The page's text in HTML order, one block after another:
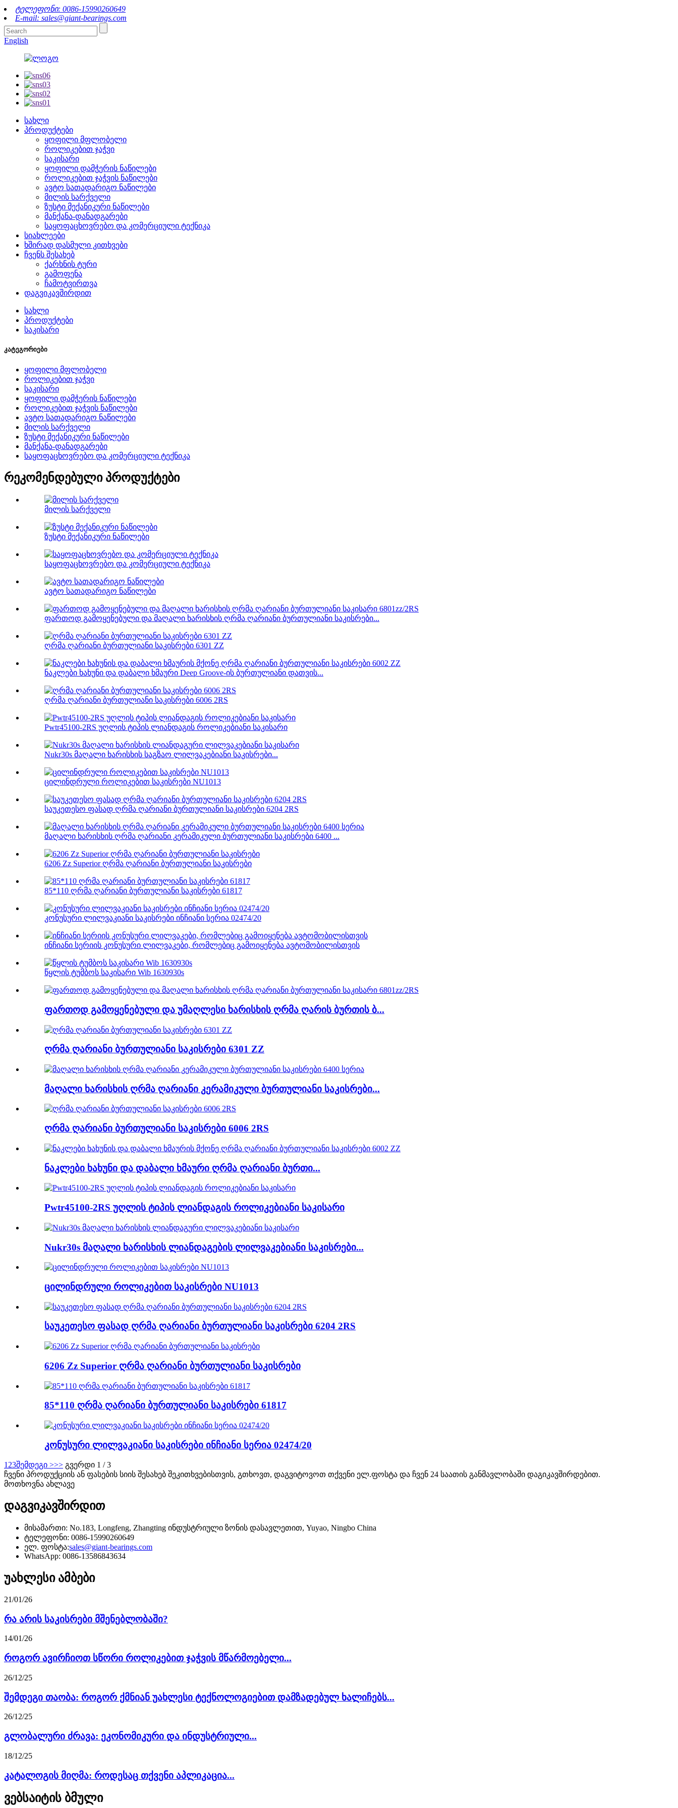
ტელეფონი: 0086-15990260649
E-mail: sales@giant-bearings.com
English
სახლი
პროდუქტები
ყოფილი მფლობელი
როლიკებით ჯაჭვი
საკისარი
ყოფილი დამჭერის ნაწილები
როლიკებით ჯაჭვის ნაწილები
ავტო სათადარიგო ნაწილები
მილის სარქველი
ზუსტი მექანიკური ნაწილები
მანქანა-დანადგარები
საყოფაცხოვრებო და კომერციული ტექნიკა
სიახლეები
ხშირად დასმული კითხვები
ჩვენს შესახებ
ქარხნის ტური
გამოფენა
ჩამოტვირთვა
დაგვიკავშირდით
სახლი
პროდუქტები
საკისარი
კატეგორიები
ყოფილი მფლობელი
როლიკებით ჯაჭვი
საკისარი
ყოფილი დამჭერის ნაწილები
როლიკებით ჯაჭვის ნაწილები
ავტო სათადარიგო ნაწილები
მილის სარქველი
ზუსტი მექანიკური ნაწილები
მანქანა-დანადგარები
საყოფაცხოვრებო და კომერციული ტექნიკა
რეკომენდებული პროდუქტები
მილის სარქველი
ზუსტი მექანიკური ნაწილები
საყოფაცხოვრებო და კომერციული ტექნიკა
ავტო სათადარიგო ნაწილები
ფართოდ გამოყენებული და მაღალი ხარისხის ღრმა ღარიანი ბურთულიანი საკისრები...
ღრმა ღარიანი ბურთულიანი საკისრები 6301 ZZ
ნაკლები ხახუნი და დაბალი ხმაური Deep Groove-ის ბურთულიანი დათვის...
ღრმა ღარიანი ბურთულიანი საკისრები 6006 2RS
Pwtr45100-2RS უღლის ტიპის ლიანდაგის როლიკებიანი საკისარი
Nukr30s მაღალი ხარისხის საგზაო ლილვაკებიანი საკისრები...
ცილინდრული როლიკებით საკისრები NU1013
საუკეთესო ფასად ღრმა ღარიანი ბურთულიანი საკისრები 6204 2RS
მაღალი ხარისხის ღრმა ღარიანი კერამიკული ბურთულიანი საკისრები 6400 ...
6206 Zz Superior ღრმა ღარიანი ბურთულიანი საკისრები
85*110 ღრმა ღარიანი ბურთულიანი საკისრები 61817
კონუსური ლილვაკიანი საკისრები ინჩიანი სერია 02474/20
ინჩიანი სერიის კონუსური ლილვაკები, რომლებიც გამოიყენება ავტომობილისთვის
წყლის ტუმბოს საკისარი Wib 1630930s
ფართოდ გამოყენებული და უმაღლესი ხარისხის ღრმა ღარის ბურთის ბ...
ღრმა ღარიანი ბურთულიანი საკისრები 6301 ZZ
მაღალი ხარისხის ღრმა ღარიანი კერამიკული ბურთულიანი საკისრები...
ღრმა ღარიანი ბურთულიანი საკისრები 6006 2RS
ნაკლები ხახუნი და დაბალი ხმაური ღრმა ღარიანი ბურთი...
Pwtr45100-2RS უღლის ტიპის ლიანდაგის როლიკებიანი საკისარი
Nukr30s მაღალი ხარისხის ლიანდაგების ლილვაკებიანი საკისრები...
ცილინდრული როლიკებით საკისრები NU1013
საუკეთესო ფასად ღრმა ღარიანი ბურთულიანი საკისრები 6204 2RS
6206 Zz Superior ღრმა ღარიანი ბურთულიანი საკისრები
85*110 ღრმა ღარიანი ბურთულიანი საკისრები 61817
კონუსური ლილვაკიანი საკისრები ინჩიანი სერია 02474/20
123შემდეგი >>> გვერდი 1 / 3
ჩვენი პროდუქციის ან ფასების სიის შესახებ შეკითხვებისთვის, გთხოვთ, დაგვიტოვოთ თქვენი ელ.ფოსტა და ჩვენ 24 საათის განმავლობაში დაგიკავშირდებით.
მოთხოვნა ახლავე
დაგვიკავშირდით
მისამართი: No.183, Longfeng, Zhangting ინდუსტრიული ზონის დასავლეთით, Yuyao, Ningbo China
ტელეფონი: 0086-15990260649
ელ. ფოსტა:sales@giant-bearings.com
WhatsApp: 0086-13586843634
უახლესი ამბები
21/01/26
რა არის საკისრები მშენებლობაში?
14/01/26
როგორ ავირჩიოთ სწორი როლიკებით ჯაჭვის მწარმოებელი...
26/12/25
შემდეგი თაობა: როგორ ქმნიან უახლესი ტექნოლოგიებით დამზადებულ ხალიჩებს...
26/12/25
გლობალური ძრავა: ეკონომიკური და ინდუსტრიული...
18/12/25
კატალოგის მიღმა: როდესაც თქვენი აპლიკაცია...
ვებსაიტის ბმული